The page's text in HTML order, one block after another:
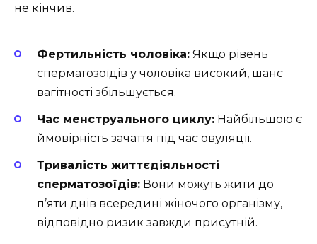
не кінчив.
Фертильність чоловіка: Якщо рівень
сперматозоїдів у чоловіка високий, шанс
вагітності збільшується.
Час менструального циклу: Найбільшою є
ймовірність зачаття під час овуляції.
Тривалість життєдіяльності
сперматозоїдів: Вони можуть жити до
п’яти днів всередині жіночого організму,
відповідно ризик завжди присутній.